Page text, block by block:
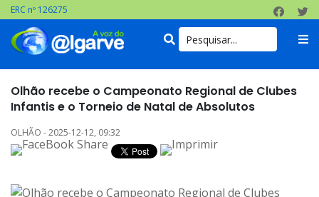
ERC nº 126275
Olhão recebe o Campeonato Regional de Clubes
Infantis e o Torneio de Natal de Absolutos
OLHÃO - 2025-12-12, 09:32